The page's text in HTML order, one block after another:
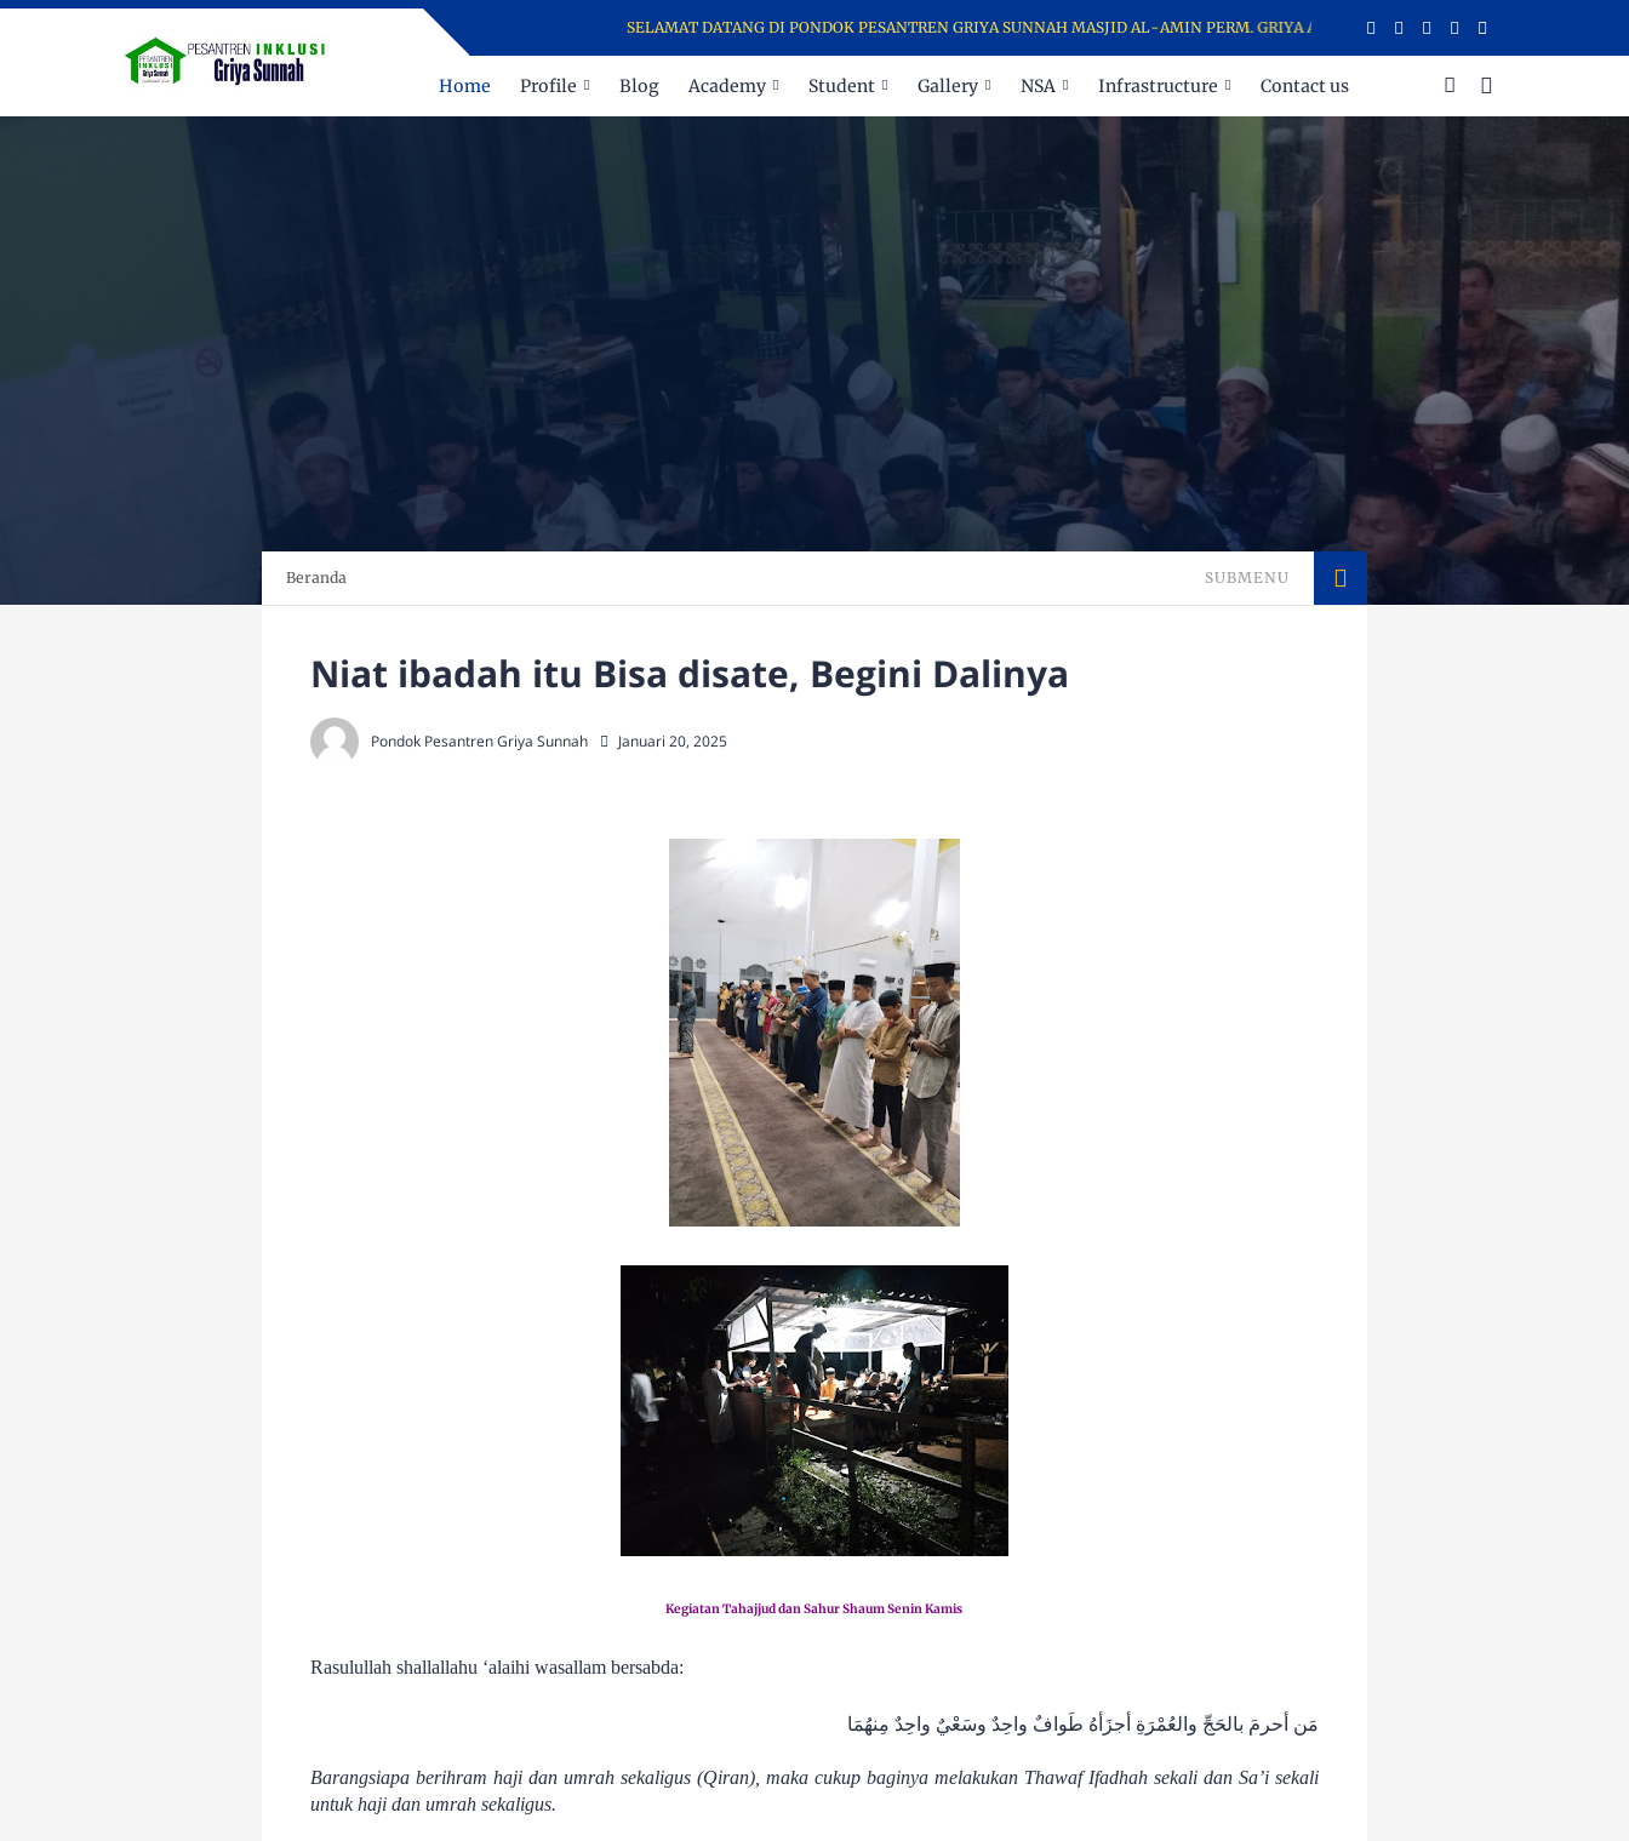
SELAMAT DATANG DI PONDOK PESANTREN GRIYA SUNNAH MASJID AL-AMIN PERM. GRIYA ALAM SENTOSA (GAS). BUNDARAN 1 BELAKANG BLOK
Home Profile Blog Academy Student Gallery NSA Infrastructure Contact us
Beranda SUBMENU
Niat ibadah itu Bisa disate, Begini Dalinya
Pondok Pesantren Griya Sunnah Januari 20, 2025
Kegiatan Tahajjud dan Sahur Shaum Senin Kamis
Rasulullah shallallahu ‘alaihi wasallam bersabda:
مَن أحرمَ بالحَجِّ والعُمْرَةِ أجزَأَهُ طَوافٌ واحِدٌ وسَعْيٌ واحِدٌ مِنهُمَا
Barangsiapa berihram haji dan umrah sekaligus (Qiran), maka cukup baginya melakukan Thawaf Ifadhah sekali dan Sa’i sekali
untuk haji dan umrah sekaligus.